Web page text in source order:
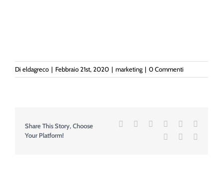
Di eldagreco | Febbraio 21st, 2020 | marketing | 0 Commenti
Share This Story, Choose
Your Platform!
Facebook
TwitterReddit LinkedInWhatsApp
Pinterest